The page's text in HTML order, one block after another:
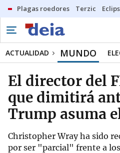
Plagas roedores Terzic
ACTUALIDAD MUNDO
El director del
que dimitirá
Trump asuma
Christopher Wray ha sido
por ser "parcial" frente a